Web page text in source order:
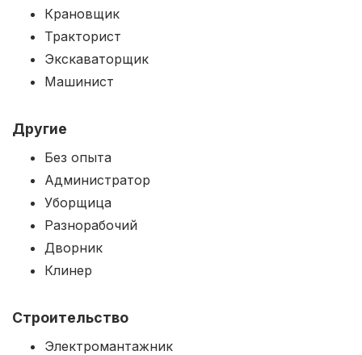
Крановщик
Тракторист
Экскаваторщик
Машинист
Другие
Без опыта
Администратор
Уборщица
Разнорабочий
Дворник
Клинер
Строительство
Электромантажник